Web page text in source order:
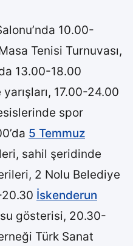
10.00-
Tenisi Turnuvası,
13.00-18.00
17.00-24.00
spor
5 Temmuz
sahil şeridinde
2 Nolu Belediye
20.30 İskenderun
gösterisi, 20.30-
Türk Sanat